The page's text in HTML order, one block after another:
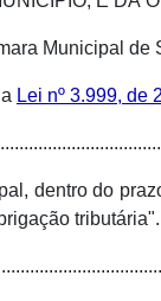
Municipal de
Lei nº 3.999, de
dentro do
tributária".